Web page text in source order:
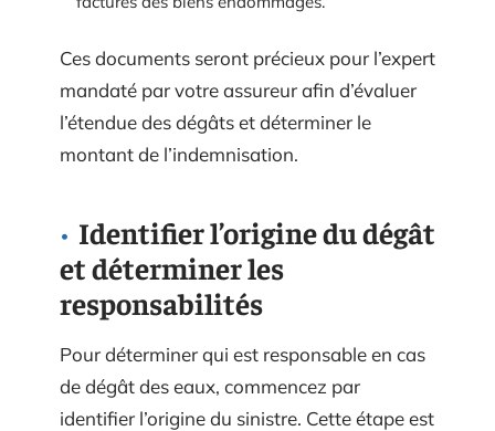
Ces documents seront précieux pour l’expert
mandaté par votre assureur afin d’évaluer
l’étendue des dégâts et déterminer le
montant de l’indemnisation.
Identifier l’origine du dégât
et déterminer les
responsabilités
Pour déterminer qui est responsable en cas
de dégât des eaux, commencez par
identifier l’origine du sinistre. Cette étape est